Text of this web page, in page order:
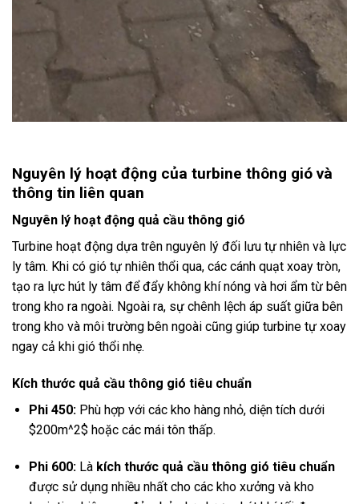
Nguyên lý hoạt động của turbine thông gió và
thông tin liên quan
Nguyên lý hoạt động quả cầu thông gió
Turbine hoạt động dựa trên nguyên lý đối lưu tự nhiên và lực
ly tâm. Khi có gió tự nhiên thổi qua, các cánh quạt xoay tròn,
tạo ra lực hút ly tâm để đẩy không khí nóng và hơi ẩm từ bên
trong kho ra ngoài. Ngoài ra, sự chênh lệch áp suất giữa bên
trong kho và môi trường bên ngoài cũng giúp turbine tự xoay
ngay cả khi gió thổi nhẹ.
Kích thước quả cầu thông gió tiêu chuẩn
Phi 450:Phù hợp với các kho hàng nhỏ, diện tích dưới
$200m^2$ hoặc các mái tôn thấp.
Phi 600:Là kích thước quả cầu thông gió tiêu chuẩn
được sử dụng nhiều nhất cho các kho xưởng và kho